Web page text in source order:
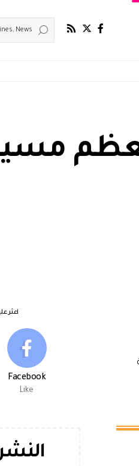
اعثر
Facebook
Like